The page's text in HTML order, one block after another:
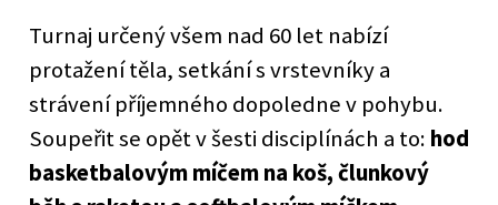
Turnaj určený všem nad 60 let nabízí
protažení těla, setkání s vrstevníky a
strávení příjemného dopoledne v pohybu.
Soupeřit se opět v šesti disciplínách a to: hod
basketbalovým míčem na koš, člunkový